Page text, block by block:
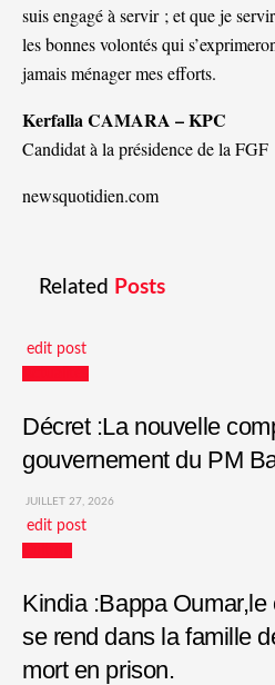
suis engagé à servir ; et que je
les bonnes volontés qui
jamais ménager mes efforts.
Kerfalla CAMARA – KPC
Candidat à la présidence de la FGF
newsquotidien.com
Related Posts
edit post
Décret :La nouvelle
gouvernement du PM
JUILLET 27, 2026
edit post
Kindia :Bappa
se rend dans la famille
mort en prison.